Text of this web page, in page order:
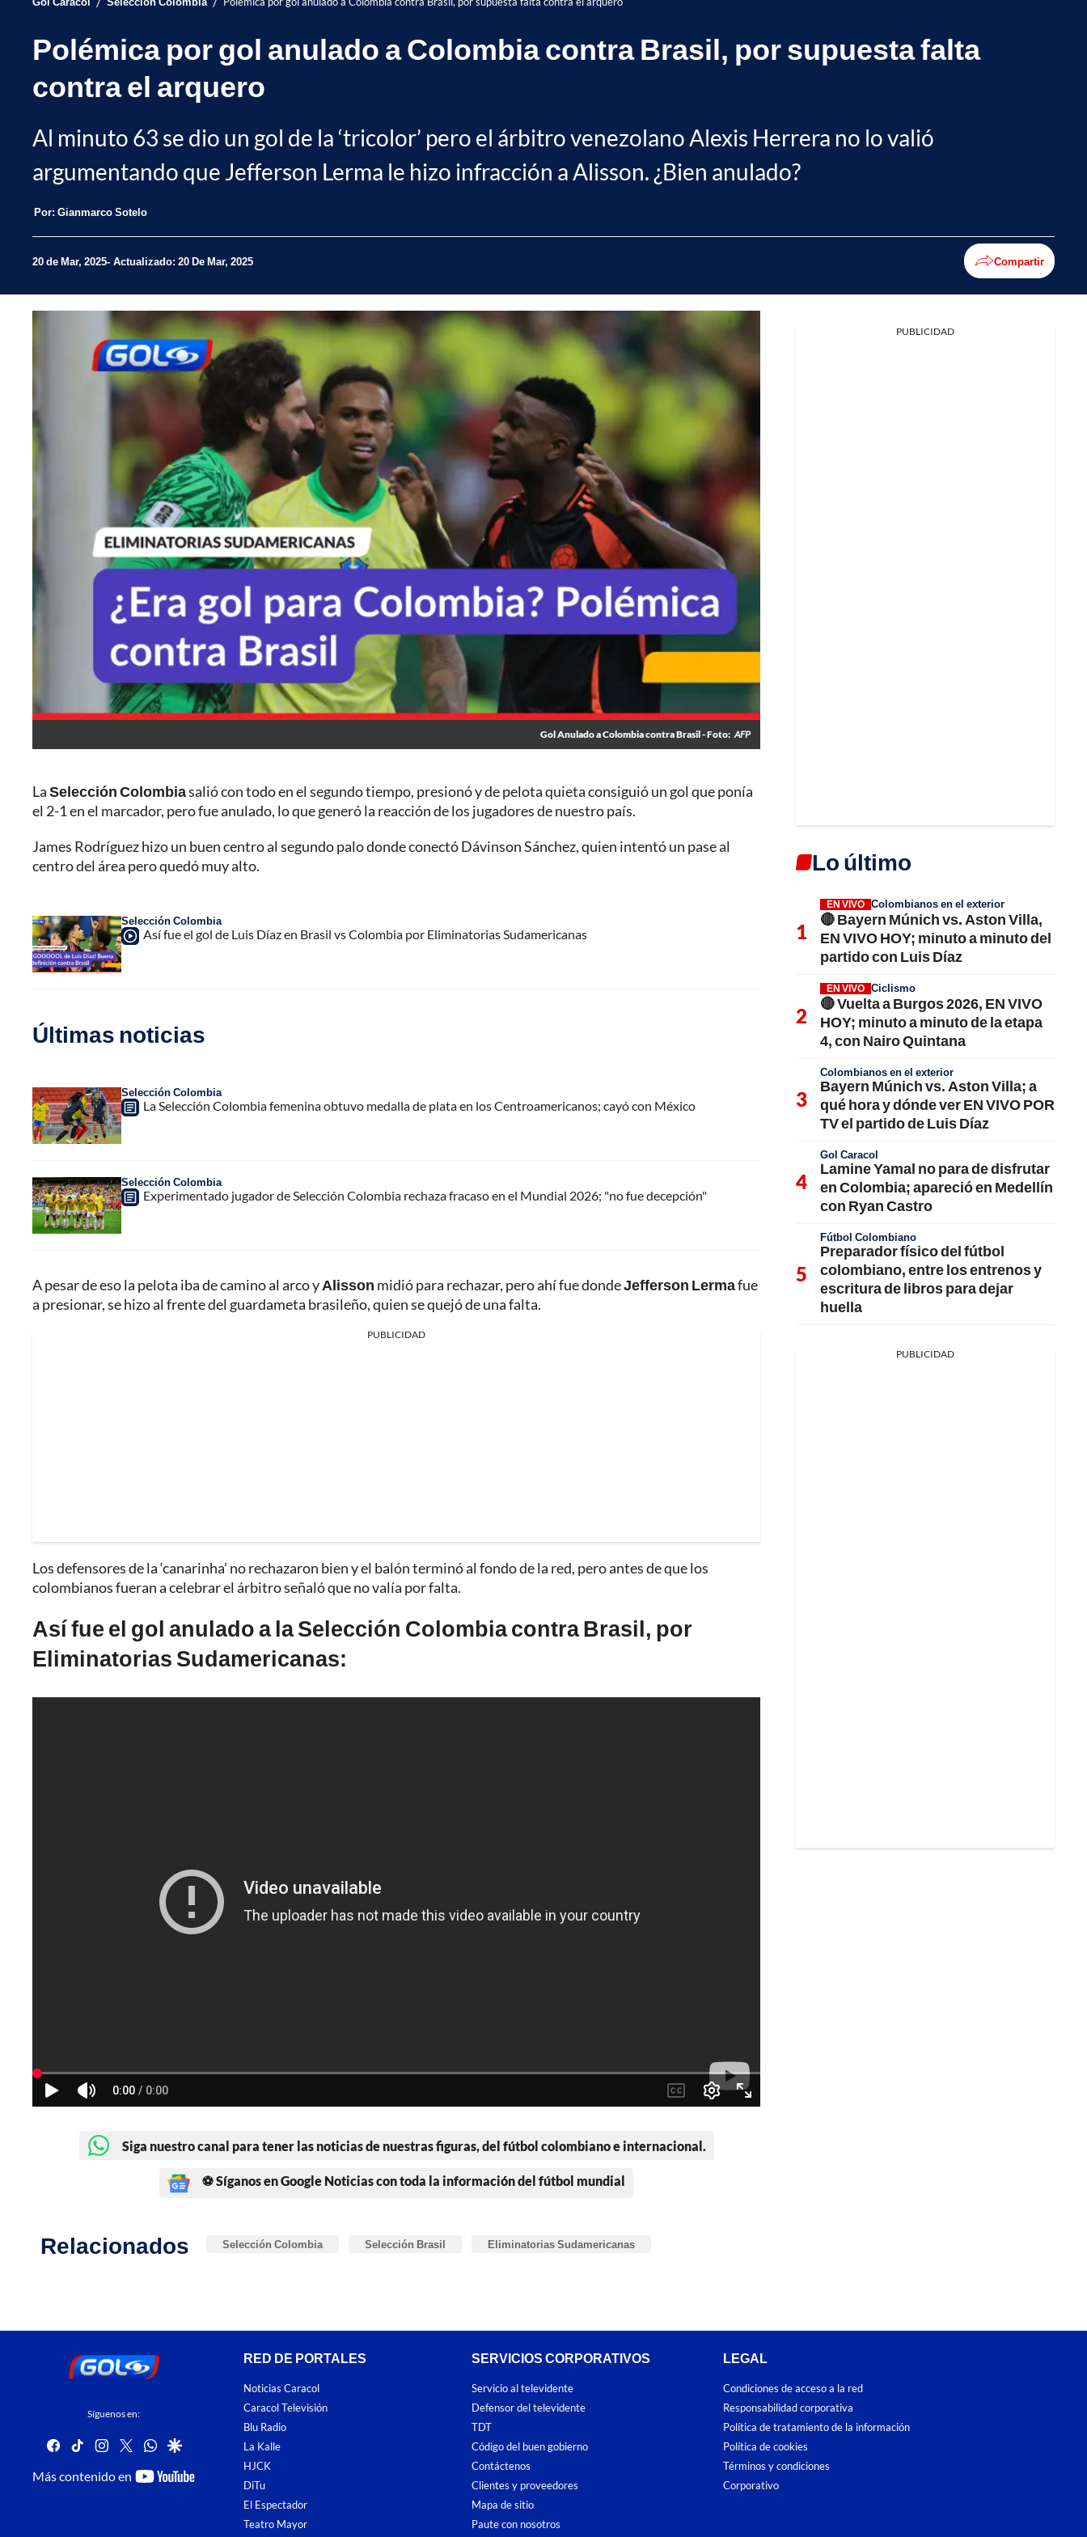
Polémica por gol anulado a Colombia contra Brasil, por supuesta falta
contra el arquero
Al minuto 63 se dio un gol de la ‘tricolor’ pero el árbitro venezolano Alexis Herrera no lo valió
argumentando que Jefferson Lerma le hizo infracción a Alisson. ¿Bien anulado?
Por: Gianmarco Sotelo
20 de Mar, 2025 Actualizado: 20 De Mar, 2025 Compartir
Gol Anulado a Colombia contra Brasil - Foto: AFP
LaSelección Colombiasalió con todo en el segundo tiempo, presionó y de pelota quieta consiguió un gol que ponía
el 2-1 en el marcador, pero fue anulado, lo que generó la reacción de los jugadores de nuestro país.
James Rodríguez hizo un buen centro al segundo palo donde conectó Dávinson Sánchez, quien intentó un pase al
centro del área pero quedó muy alto.
Selección Colombia
Así fue el gol de Luis Díaz en Brasil vs Colombia por Eliminatorias Sudamericanas
Últimas noticias
Selección Colombia
La Selección Colombia femenina obtuvo medalla de plata en los Centroamericanos; cayó con México
Selección Colombia
Experimentado jugador de Selección Colombia rechaza fracaso en el Mundial 2026; "no fue decepción"
A pesar de eso la pelota iba de camino al arco yAlisson midió para rechazar, pero ahí fue dondeJefferson Lermafue
a presionar, se hizo al frente del guardameta brasileño, quien se quejó de una falta.
PUBLICIDAD
Los defensores de la ‘canarinha’ no rechazaron bien y el balón terminó al fondo de la red, pero antes de que los
colombianos fueran a celebrar el árbitro señaló que no valía por falta.
Así fue el gol anulado a la Selección Colombia contra Brasil, por
Eliminatorias Sudamericanas:
Siga nuestro canal para tener las noticias de nuestras figuras, del fútbol colombiano e internacional.
⚽ Síganos en Google Noticias con toda la información del fútbol mundial
Relacionados Selección Colombia Selección Brasil Eliminatorias Sudamericanas
PUBLICIDAD
Lo último
EN VIVO Colombianos en el exterior
🔴 Bayern Múnich vs. Aston Villa,
EN VIVO HOY; minuto a minuto del
partido con Luis Díaz
EN VIVO Ciclismo
🔴 Vuelta a Burgos 2026, EN VIVO
HOY; minuto a minuto de la etapa
4, con Nairo Quintana
Colombianos en el exterior
Bayern Múnich vs. Aston Villa; a
qué hora y dónde ver EN VIVO POR
TV el partido de Luis Díaz
Gol Caracol
Lamine Yamal no para de disfrutar
en Colombia; apareció en Medellín
con Ryan Castro
Fútbol Colombiano
Preparador físico del fútbol
colombiano, entre los entrenos y
escritura de libros para dejar
huella
PUBLICIDAD
Síguenos en:
facebook
tiktokinstagram
twitterwhatsapp
google
Más contenido en
youtube-
RED DE PORTALES
Noticias Caracol
Caracol Televisión
Blu Radio
La Kalle
HJCK
DiTu
El Espectador
Teatro Mayor
SERVICIOS CORPORATIVOS
Servicio al televidente
Defensor del televidente
TDT
Código del buen gobierno
Contáctenos
Clientes y proveedores
Mapa de sitio
Paute con nosotros
LEGAL
Condiciones de acceso a la red
Responsabilidad corporativa
Política de tratamiento de la información
Política de cookies
Términos y condiciones
Corporativo